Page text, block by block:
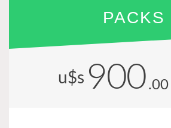
PACKS
u$s 900 .00